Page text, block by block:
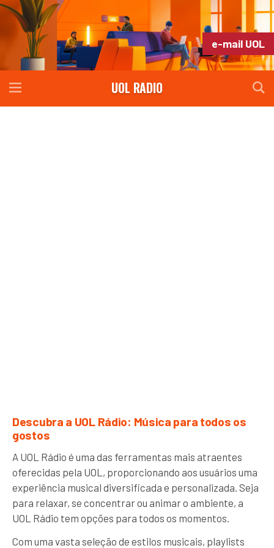
e-mail UOL
UOL RADIO
Descubra a UOL Rádio: Música para todos os
gostos
A UOL Rádio é uma das ferramentas mais atraentes
oferecidas pela UOL, proporcionando aos usuários uma
experiência musical diversificada e personalizada. Seja
para relaxar, se concentrar ou animar o ambiente, a
UOL Rádio tem opções para todos os momentos.
Com uma vasta seleção de estilos musicais, playlists